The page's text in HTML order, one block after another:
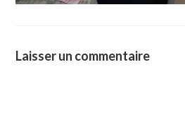
Laisser un commentaire